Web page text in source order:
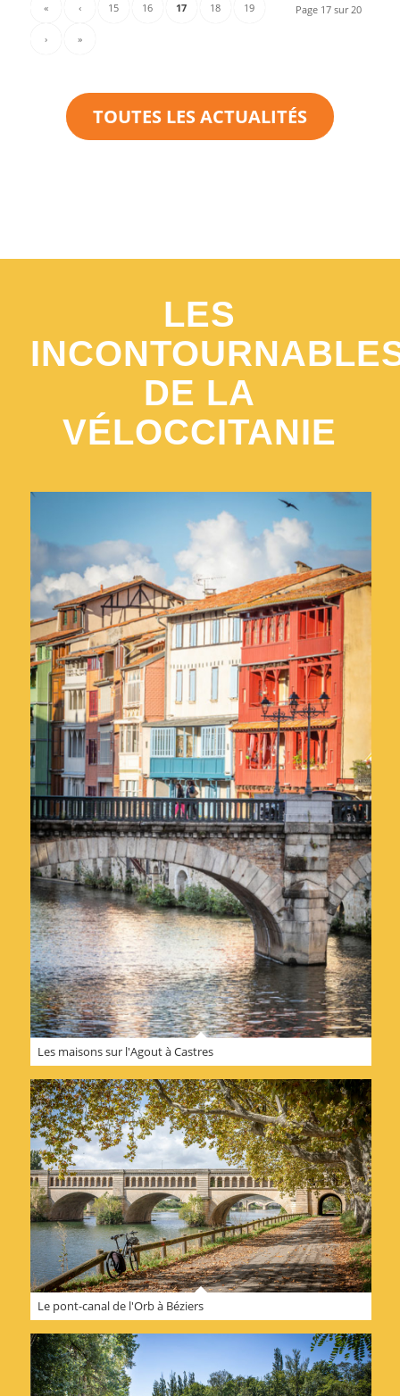
Page 17 sur 20
« ‹ 15 16 17 18 19
› »
TOUTES LES ACTUALITÉS
LES
DE LA
VÉLOCCITANIE
Les maisons sur l'Agout à Castres
Le pont-canal de l'Orb à Béziers